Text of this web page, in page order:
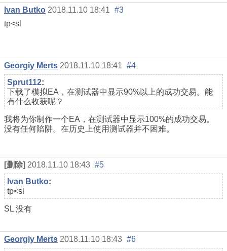
Ivan Butko 2018.11.10 18:41 #3
tp<sl
Georgiy Merts 2018.11.10 18:41 #4
Sprut112:
下载了模拟EA，在测试器中显示90%以上的成功交易。能
有什么收获呢？
我将为你制作一个EA，在测试器中显示100%的成功交易。
没有任何陷阱。在历史上使用测试器并不困难。
[删除] 2018.11.10 18:43 #5
Ivan Butko:
tp<sl
SL 没有
Georgiy Merts 2018.11.10 18:43 #6